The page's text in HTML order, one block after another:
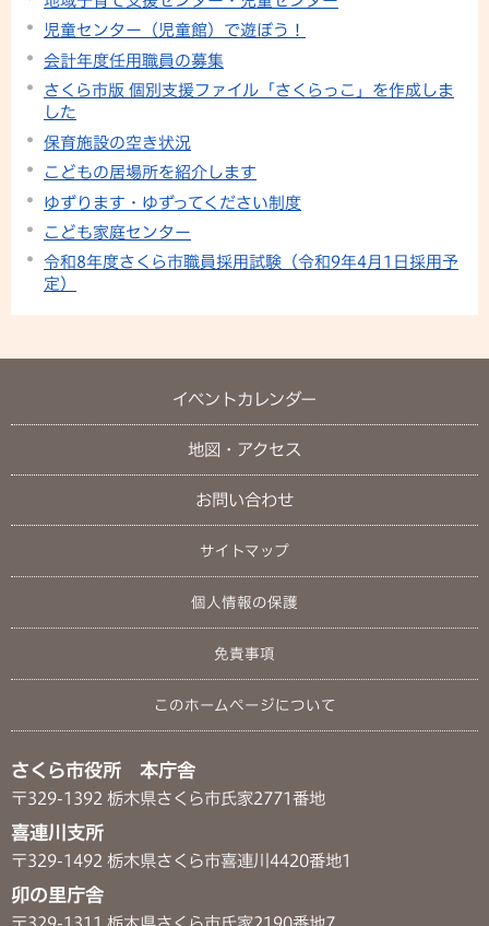
児童センター（児童館）で遊ぼう！
会計年度任用職員の募集
さくら市版 個別支援ファイル「さくらっこ」を作成しま
した
保育施設の空き状況
こどもの居場所を紹介します
ゆずります・ゆずってください制度
こども家庭センター
令和8年度さくら市職員採用試験（令和9年4月1日採用予
定）
イベントカレンダー
地図・アクセス
お問い合わせ
サイトマップ
個人情報の保護
免責事項
このホームページについて
さくら市役所 本庁舎
〒329-1392 栃木県さくら市氏家2771番地
喜連川支所
〒329-1492 栃木県さくら市喜連川4420番地1
卯の里庁舎